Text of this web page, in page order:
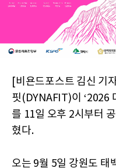
[비욘드포스트 김신 기
핏(DYNAFIT)이 ‘2026
를 11일 오후 2시부터
혔다.
오는 9월 5일 강원도 태